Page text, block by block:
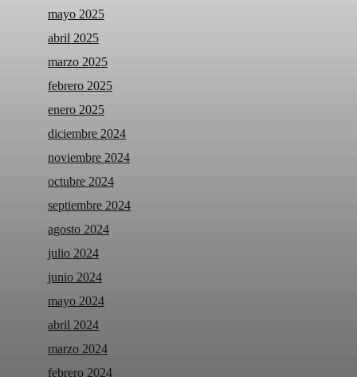
mayo 2025
abril 2025
marzo 2025
febrero 2025
enero 2025
diciembre 2024
noviembre 2024
octubre 2024
septiembre 2024
agosto 2024
julio 2024
junio 2024
mayo 2024
abril 2024
marzo 2024
febrero 2024